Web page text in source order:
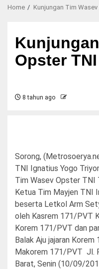
Home Kunjungan Tim
Opster
8 tahun ago
Sorong,
TNI Ignatius Yogo
Tim Wasev Opster TNI
Ketua Tim Mayjen TNI
beserta Letkol Arm
oleh Kasrem 171/PVT
Korem 171/PVT dan
Balak Aju jajaran
Makorem 171/PVT Jl.
Barat, Senin (10/09/